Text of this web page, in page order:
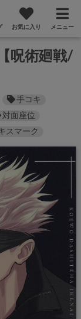
お気に入り メニュー
呪術廻戦/
手コキ
対面座位
スマーク